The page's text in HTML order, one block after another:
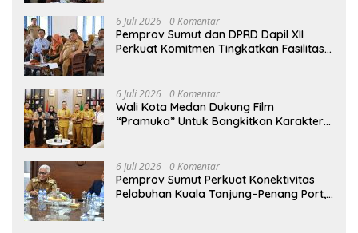
6 Juli 2026 0 Komentar
Pemprov Sumut dan DPRD Dapil XII
Perkuat Komitmen Tingkatkan Fasilitas
6 Juli 2026 0 Komentar
Wali Kota Medan Dukung Film
“Pramuka” Untuk Bangkitkan Karakter
6 Juli 2026 0 Komentar
Pemprov Sumut Perkuat Konektivitas
Pelabuhan Kuala Tanjung–Penang Port,